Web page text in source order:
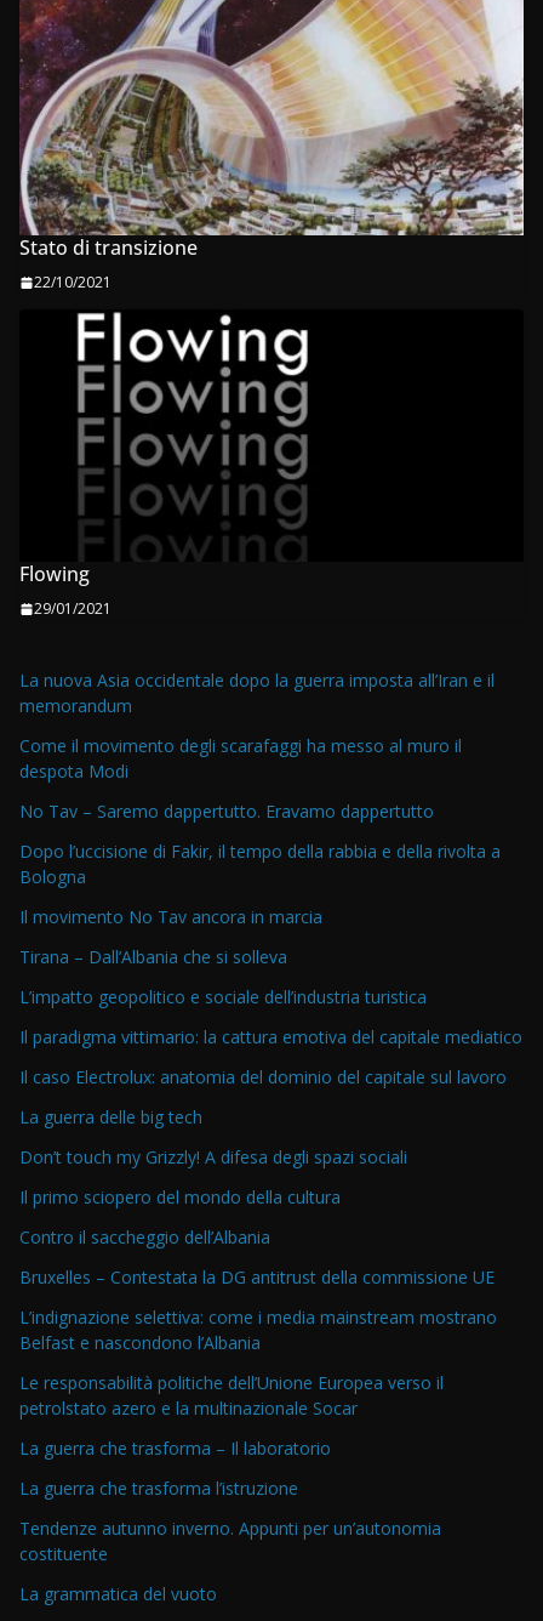
Stato di transizione
22/10/2021
Flowing
29/01/2021
La nuova Asia occidentale dopo la guerra imposta all’Iran e il
memorandum
Come il movimento degli scarafaggi ha messo al muro il
despota Modi
No Tav – Saremo dappertutto. Eravamo dappertutto
Dopo l’uccisione di Fakir, il tempo della rabbia e della rivolta a
Bologna
Il movimento No Tav ancora in marcia
Tirana – Dall’Albania che si solleva
L’impatto geopolitico e sociale dell’industria turistica
Il paradigma vittimario: la cattura emotiva del capitale mediatico
Il caso Electrolux: anatomia del dominio del capitale sul lavoro
La guerra delle big tech
Don’t touch my Grizzly! A difesa degli spazi sociali
Il primo sciopero del mondo della cultura
Contro il saccheggio dell’Albania
Bruxelles – Contestata la DG antitrust della commissione UE
L’indignazione selettiva: come i media mainstream mostrano
Belfast e nascondono l’Albania
Le responsabilità politiche dell’Unione Europea verso il
petrolstato azero e la multinazionale Socar
La guerra che trasforma – Il laboratorio
La guerra che trasforma l’istruzione
Tendenze autunno inverno. Appunti per un’autonomia
costituente
La grammatica del vuoto